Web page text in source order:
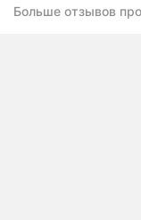
Больше отзывов